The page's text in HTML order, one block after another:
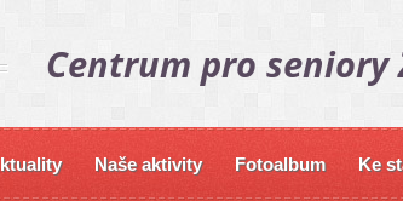
Centrum pro seniory
Naše aktivity Fotoalbum Ke